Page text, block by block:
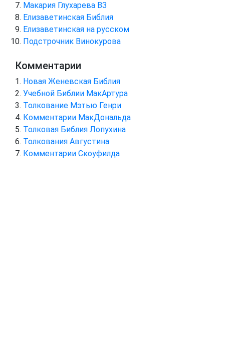
Макария Глухарева ВЗ
Елизаветинская Библия
Елизаветинская на русском
Подстрочник Винокурова
Комментарии
Новая Женевская Библия
Учебной Библии МакАртура
Толкование Мэтью Генри
Комментарии МакДональда
Толковая Библия Лопухина
Толкования Августина
Комментарии Скоуфилда